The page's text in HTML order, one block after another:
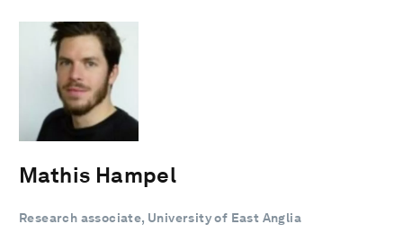
Mathis Hampel
Research associate, University of East Anglia